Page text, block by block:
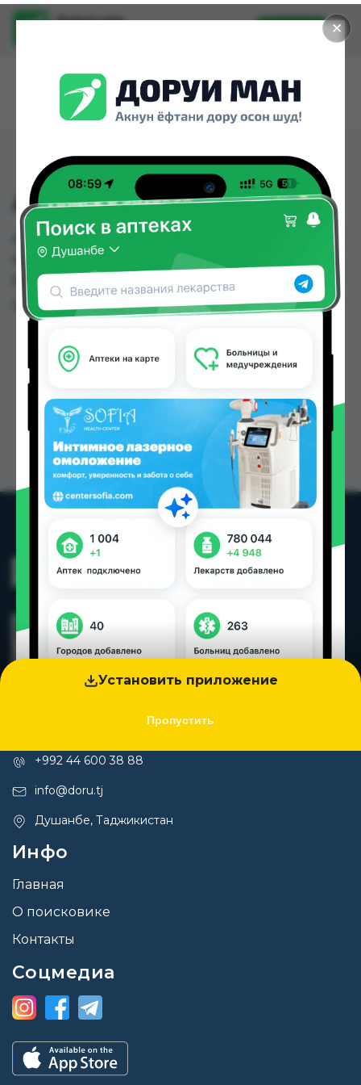
✕
Установить приложение
Пропустить
Доруи ман
Установить
АЛФАЗЕТИН-Э 50Г
АЛФАЗЕТИН-Э 50Г можно купить или заказать в
аптеках, Арча по цене от 7.00 TJS в Душанбе и
других городах Таджикистана
Цена: от
7.00 TJS
+992 44 600 38 88
info@doru.tj
Душанбе, Таджикистан
Инфо
Главная
О поисковике
Контакты
Соцмедиа